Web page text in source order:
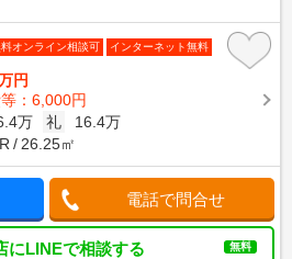
オンライン相談可 インターネット無料
円
：6,000円
万 礼
16.4万
26.25㎡
電話で問合せ
にLINEで相談する 無料